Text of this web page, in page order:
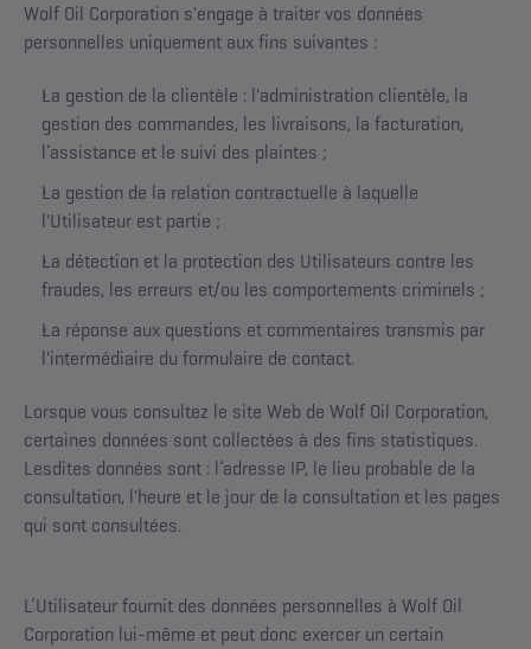
Wolf Oil Corporation s'engage à traiter vos données
personnelles uniquement aux fins suivantes :
La gestion de la clientèle : l'administration clientèle, la
gestion des commandes, les livraisons, la facturation,
l’assistance et le suivi des plaintes ;
La gestion de la relation contractuelle à laquelle
l'Utilisateur est partie ;
La détection et la protection des Utilisateurs contre les
fraudes, les erreurs et/ou les comportements criminels ;
La réponse aux questions et commentaires transmis par
l'intermédiaire du formulaire de contact.
Lorsque vous consultez le site Web de Wolf Oil Corporation,
certaines données sont collectées à des fins statistiques.
Lesdites données sont : l’adresse IP, le lieu probable de la
consultation, l'heure et le jour de la consultation et les pages
qui sont consultées.
L’Utilisateur fournit des données personnelles à Wolf Oil
Corporation lui-même et peut donc exercer un certain